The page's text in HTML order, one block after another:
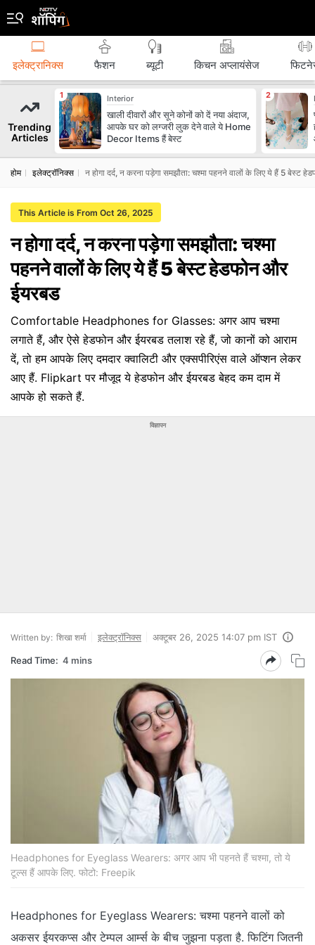
इलेक्ट्रानिक्स फैशन ब्‍यूटी किचन अप्लायंसेज
Trending
Articles
Interior
खाली दीवारों और सूने कोनों को दें नया अंदाज,
आपके घर को लग्जरी लुक देने वाले ये Home
Decor Items हैं बेस्ट
होम इलेक्ट्रॉनिक्स न होगा दर्द, न करना पड़ेगा समझौता: चश्मा पहनने वालों के लिए ये हैं 5 बेस्ट
This Article is From Oct 26, 2025
न होगा दर्द, न करना पड़ेगा समझौता: चश्मा
पहनने वालों के लिए ये हैं 5 बेस्ट हेडफोन और
ईयरबड
Comfortable Headphones for Glasses: अगर आप चश्‍मा
लगाते हैं, और ऐसे हेडफोन और ईयरबड तलाश रहे हैं, जो कानों को आराम
दें, तो हम आपके लिए दमदार क्‍वालिटी और एक्‍सपीरिएंस वाले ऑप्‍शन लेकर
आए हैं. Flipkart पर मौजूद ये हेडफोन और ईयरबड बेहद कम दाम में
आपके हो सकते हैं.
विज्ञापन
Written by: शिखा शर्मा इलेक्ट्रॉनिक्स अक्टूबर 26, 2025 14:07 pm IST
Read Time: 4 mins
Headphones for Eyeglass Wearers: अगर आप भी पहनते हैं चश्‍मा, तो ये
टूल्‍स हैं आपके लिए. फोटो: Freepik
Headphones for Eyeglass Wearers: चश्मा पहनने वालों को
अकसर ईयरकप्स और टेम्पल आर्म्स के बीच जुझना पड़ता है. फिटिंग जितनी